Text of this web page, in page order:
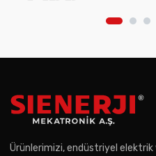
Ürünlerimizi, endüstriyel elektrik